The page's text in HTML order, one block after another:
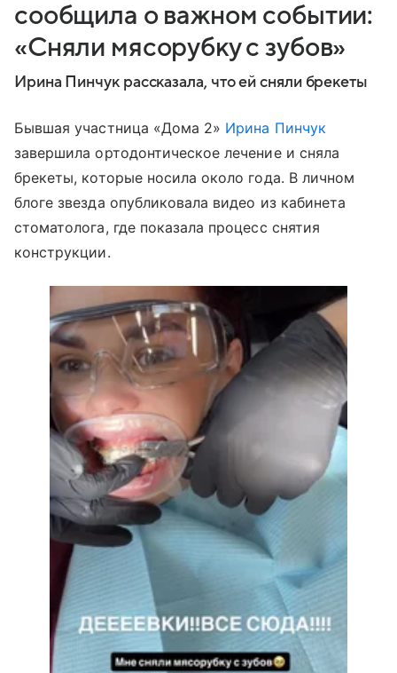
сообщила о важном событии:
«Сняли мясорубку с зубов»
Ирина Пинчук рассказала, что ей сняли брекеты
Бывшая участница «Дома 2» Ирина Пинчук
завершила ортодонтическое лечение и сняла
брекеты, которые носила около года. В личном
блоге звезда опубликовала видео из кабинета
стоматолога, где показала процесс снятия
конструкции.